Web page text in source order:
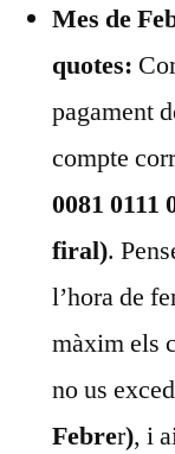
Mes de
quotes:
pagament
compte
0081 0111
firal).
l’hora de
màxim els
no us
Febrer), i